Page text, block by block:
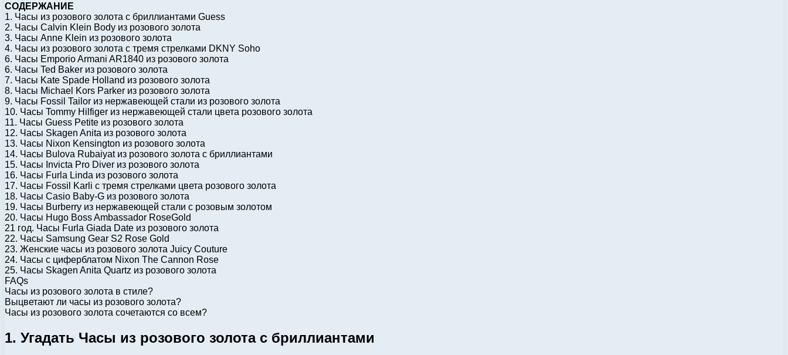
СОДЕРЖАНИЕ
1. Часы из розового золота с бриллиантами Guess
2. Часы Calvin Klein Body из розового золота
3. Часы Anne Klein из розового золота
4. Часы из розового золота с тремя стрелками DKNY Soho
6. Часы Emporio Armani AR1840 из розового золота
6. Часы Ted Baker из розового золота
7. Часы Kate Spade Holland из розового золота
8. Часы Michael Kors Parker из розового золота
9. Часы Fossil Tailor из нержавеющей стали из розового золота
10. Часы Tommy Hilfiger из нержавеющей стали цвета розового золота
11. Часы Guess Petite из розового золота
12. Часы Skagen Anita из розового золота
13. Часы Nixon Kensington из розового золота
14. Часы Bulova Rubaiyat из розового золота с бриллиантами
15. Часы Invicta Pro Diver из розового золота
16. Часы Furla Linda из розового золота
17. Часы Fossil Karli с тремя стрелками цвета розового золота
18. Часы Casio Baby-G из розового золота
19. Часы Burberry из нержавеющей стали с розовым золотом
20. Часы Hugo Boss Ambassador RoseGold
21 год. Часы Furla Giada Date из розового золота
22. Часы Samsung Gear S2 Rose Gold
23. Женские часы из розового золота Juicy Couture
24. Часы с циферблатом Nixon The Cannon Rose
25. Часы Skagen Anita Quartz из розового золота
FAQs
Часы из розового золота в стиле?
Выцветают ли часы из розового золота?
Часы из розового золота сочетаются со всем?
1. Угадать Часы из розового золота с бриллиантами